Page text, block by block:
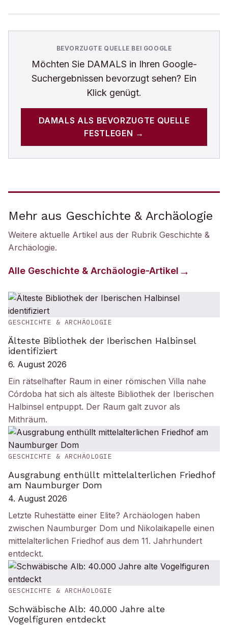
BEVORZUGTE QUELLE BEI GOOGLE
Möchten Sie DAMALS in Ihren Google-
Suchergebnissen bevorzugt sehen? Ein
Klick genügt.
DAMALS ALS BEVORZUGTE QUELLE
FESTLEGEN →
Mehr aus Geschichte & Archäologie
Weitere aktuelle Artikel aus der Rubrik Geschichte &
Archäologie.
Alle Geschichte & Archäologie-Artikel
GESCHICHTE & ARCHÄOLOGIE
Älteste Bibliothek der Iberischen Halbinsel
identifiziert
6. August 2026
Ein rätselhafter Raum in einer römischen Villa nahe
Córdoba hat sich als älteste Bibliothek der Iberischen
Halbinsel entpuppt. Der Raum galt zuvor als
Mithräum.
GESCHICHTE & ARCHÄOLOGIE
Ausgrabung enthüllt mittelalterlichen Friedhof
am Naumburger Dom
4. August 2026
Letzte Ruhestätte einer Elite? Archäologen haben
zwischen Naumburger Dom und Nikolaikapelle einen
mittelalterlichen Friedhof aus dem 11. Jahrhundert
entdeckt.
GESCHICHTE & ARCHÄOLOGIE
Schwäbische Alb: 40.000 Jahre alte
Vogelfiguren entdeckt